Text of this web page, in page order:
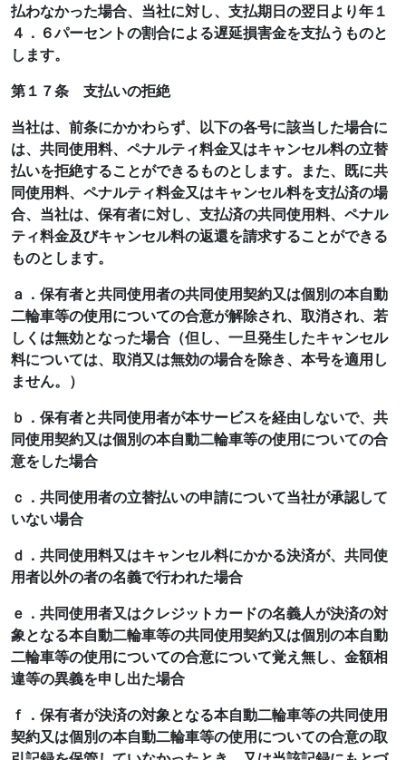
払わなかった場合、当社に対し、支払期日の翌日より年１
４．６パーセントの割合による遅延損害金を支払うものと
します。
第１７条 支払いの拒絶
当社は、前条にかかわらず、以下の各号に該当した場合に
は、共同使用料、ペナルティ料金又はキャンセル料の立替
払いを拒絶することができるものとします。また、既に共
同使用料、ペナルティ料金又はキャンセル料を支払済の場
合、当社は、保有者に対し、支払済の共同使用料、ペナル
ティ料金及びキャンセル料の返還を請求することができる
ものとします。
ａ．保有者と共同使用者の共同使用契約又は個別の本自動
二輪車等の使用についての合意が解除され、取消され、若
しくは無効となった場合（但し、一旦発生したキャンセル
料については、取消又は無効の場合を除き、本号を適用し
ません。）
ｂ．保有者と共同使用者が本サービスを経由しないで、共
同使用契約又は個別の本自動二輪車等の使用についての合
意をした場合
ｃ．共同使用者の立替払いの申請について当社が承認して
いない場合
ｄ．共同使用料又はキャンセル料にかかる決済が、共同使
用者以外の者の名義で行われた場合
ｅ．共同使用者又はクレジットカードの名義人が決済の対
象となる本自動二輪車等の共同使用契約又は個別の本自動
二輪車等の使用についての合意について覚え無し、金額相
違等の異義を申し出た場合
ｆ．保有者が決済の対象となる本自動二輪車等の共同使用
契約又は個別の本自動二輪車等の使用についての合意の取